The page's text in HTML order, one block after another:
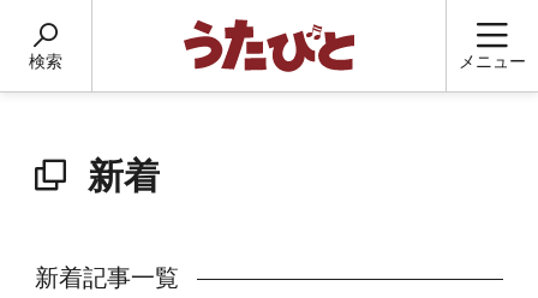
検索 メニュー
新着
新着記事一覧